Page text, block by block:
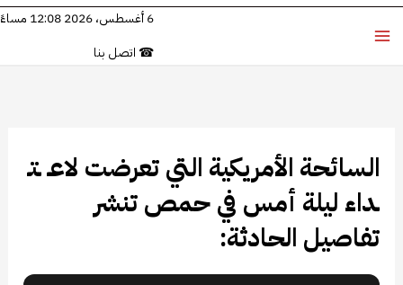
6 أغسطس، 2026 12:08 مساءً
☎ اتصل بنا
السائحة الأمريكية التي تعرضت لاعـ ـتـ
ـداء ليلة أمس في حمص تنشر
تفاصيل الحادثة: